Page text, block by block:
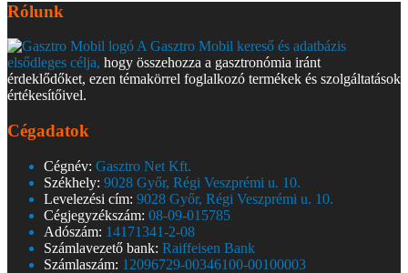
Rólunk
A Gasztro Mobil kereső és adatbázis
elsődleges célja, hogy összehozza a gasztronómia iránt
érdeklődőket, ezen témakörrel foglalkozó termékek és szolgáltatások
értékesítőivel.
Cégadatok
Cégnév: Gasztro Net Kft.
Székhely: 9028 Győr, Régi Veszprémi u. 10.
Levelezési cím: 9028 Győr, Régi Veszprémi u. 10.
Cégjegyzékszám: 08-09-015785
Adószám: 14171341-2-08
Számlavezető bank: Raiffeisen Bank
Számlaszám: 12096729-00346100-00100003